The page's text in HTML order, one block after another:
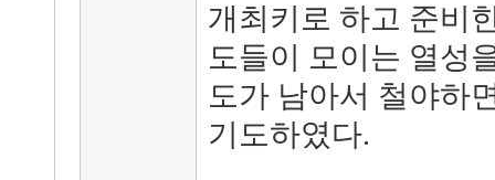
개최키로 하고 준비
도들이 모이는 열성
도가 남아서 철야하
기도하였다.